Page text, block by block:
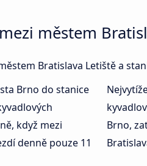
městem
Bratislava Letiště a
Brno do stanice
když mezi
denně pouze 11
Brno,